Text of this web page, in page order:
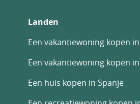
Landen
Een vakantiewoning kopen
Een vakantiewoning kopen
Een huis kopen in Spanje